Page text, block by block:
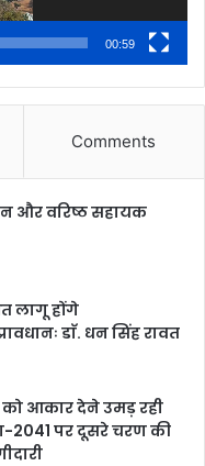
00:59
Comments
और वरिष्ठ सहायक
लागू होंगे
डाॅ. धन सिंह रावत
आकार देने उमड़ रही
2041 पर दूसरे चरण की